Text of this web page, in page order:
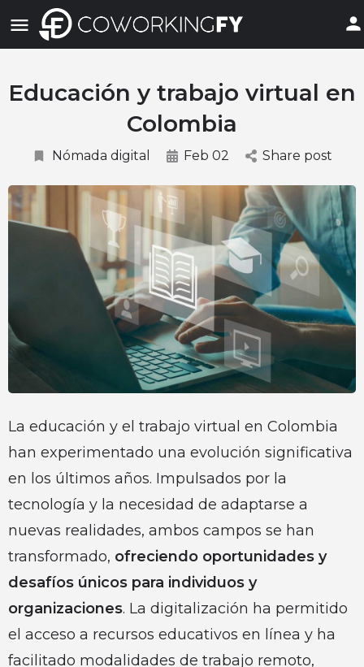
Educación y trabajo virtual en
Colombia
Nómada digital Feb 02 Share post
La educación y el trabajo virtual en Colombia
han experimentado una evolución significativa
en los últimos años. Impulsados por la
tecnología y la necesidad de adaptarse a
nuevas realidades, ambos campos se han
transformado, ofreciendo oportunidades y
desafíos únicos para individuos y
organizaciones. La digitalización ha permitido
el acceso a recursos educativos en línea y ha
facilitado modalidades de trabajo remoto,